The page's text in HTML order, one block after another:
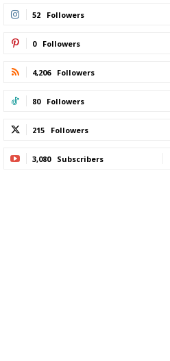
52 Followers
0 Followers
4,206 Followers
80 Followers
215 Followers
3,080 Subscribers